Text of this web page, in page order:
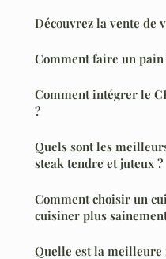
Découvrez la vente de
Comment faire un pain
Comment intégrer le
?
Quels sont les
steak tendre et juteux ?
Comment choisir un
cuisiner plus
Quelle est la meilleure